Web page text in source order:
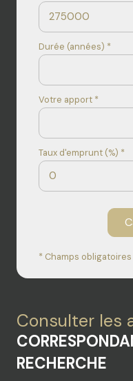
Durée (années) *
Votre apport *
Taux d'emprunt (%) *
* Champs obligatoires
Consulter les
RECHERCHE